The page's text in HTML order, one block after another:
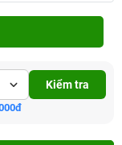
Kiểm tra